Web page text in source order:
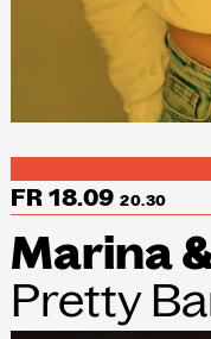
FR 18.0920.30
Marina
Pretty